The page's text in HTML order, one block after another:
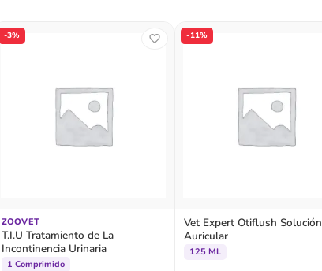
-3%
ZOOVET
T.I.U Tratamiento de La
Incontinencia Urinaria
1 Comprimido
-11%
Vet Expert Otiflush Solución
Auricular
125 ML